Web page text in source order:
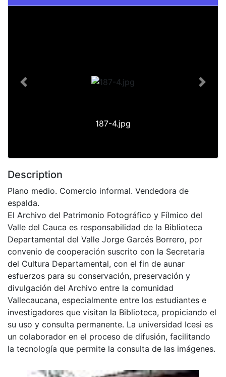
187-4.jpg
Previous Next
Description
Plano medio. Comercio informal. Vendedora de
espalda.
El Archivo del Patrimonio Fotográfico y Fílmico del
Valle del Cauca es responsabilidad de la Biblioteca
Departamental del Valle Jorge Garcés Borrero, por
convenio de cooperación suscrito con la Secretaria
del Cultura Departamental, con el fin de aunar
esfuerzos para su conservación, preservación y
divulgación del Archivo entre la comunidad
Vallecaucana, especialmente entre los estudiantes e
investigadores que visitan la Biblioteca, propiciando el
su uso y consulta permanente. La universidad Icesi es
un colaborador en el proceso de difusión, facilitando
la tecnología que permite la consulta de las imágenes.